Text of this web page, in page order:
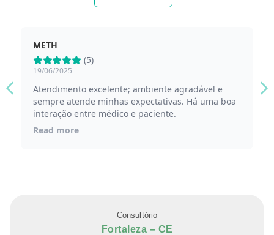
METH
(5)
19/06/2025
Atendimento excelente; ambiente agradável e
sempre atende minhas expectativas. Há uma boa
interação entre médico e paciente.
Read more
Consultório
Fortaleza – CE